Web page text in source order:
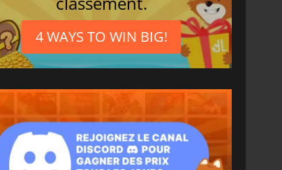
4 WAYS TO WIN BIG!